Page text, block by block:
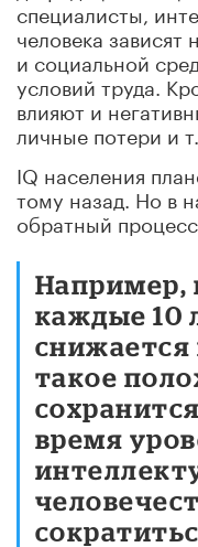
специалисты,
человека
и социальной
условий труда.
влияют и
личные потери и
IQ населения
тому назад. Но в
обратный процесс.
Например,
каждые 10
снижается
такое
время